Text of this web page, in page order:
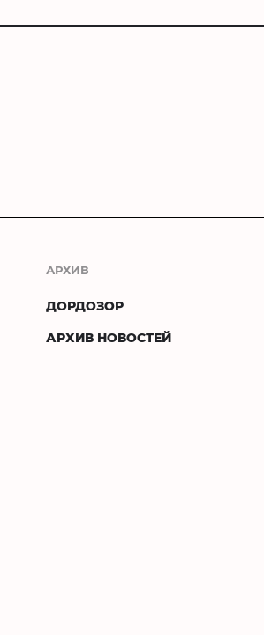
АРХИВ
ДОРДОЗОР
АРХИВ НОВОСТЕЙ